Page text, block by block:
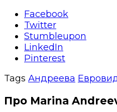
Facebook
Twitter
Stumbleupon
LinkedIn
Pinterest
Tags Андреева
Про Marina